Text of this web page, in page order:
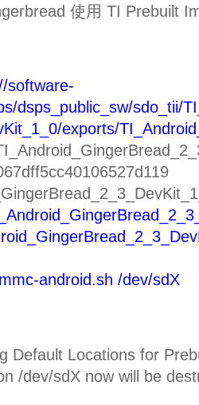
使用 TI Prebuilt
software-
dsps_public_sw/sdo_tii/
exports/
android.sh /dev/sdX
Default Locations for
/dev/sdX now will be